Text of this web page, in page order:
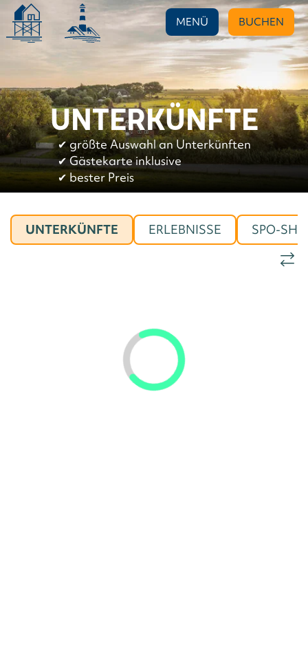
MENÜ BUCHEN
UNTERKÜNFTE
✔︎größte Auswahl an Unterkünften
✔︎Gästekarte inklusive
✔︎ bester Preis
UNTERKÜNFTE ERLEBNISSE SPO-